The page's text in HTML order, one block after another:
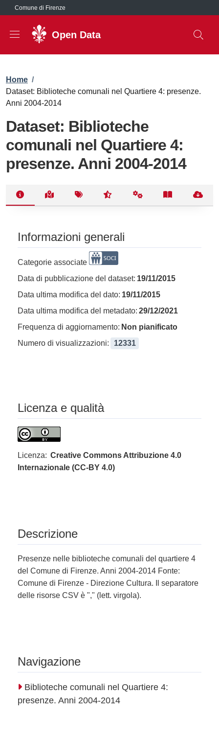
Salta al contenuto principale
Comune di Firenze
Open Data
Briciole di pane
Home /
Dataset: Biblioteche comunali nel Quartiere 4: presenze.
Anni 2004-2014
Dataset: Biblioteche
comunali nel Quartiere 4:
presenze. Anni 2004-2014
Informazioni generali
Categorie associate
Data di pubblicazione del dataset: 19/11/2015
Data ultima modifica del dato: 19/11/2015
Data ultima modifica del metadato: 29/12/2021
Frequenza di aggiornamento: Non pianificato
Numero di visualizzazioni:
12331
Licenza e qualità
Licenza: Creative Commons Attribuzione 4.0
Internazionale (CC-BY 4.0)
Descrizione
Presenze nelle biblioteche comunali del quartiere 4
del Comune di Firenze. Anni 2004-2014 Fonte:
Comune di Firenze - Direzione Cultura. Il separatore
delle risorse CSV è "," (lett. virgola).
Navigazione
Biblioteche comunali nel Quartiere 4:
presenze. Anni 2004-2014